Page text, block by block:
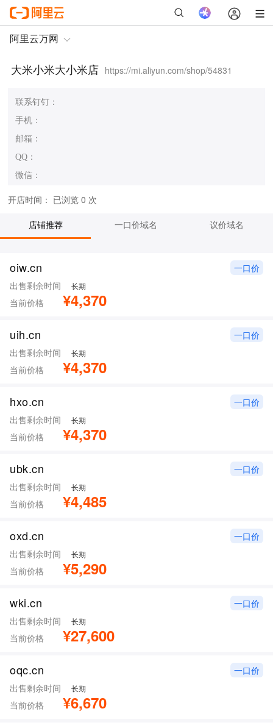
大米小米大小米店 https://mi.aliyun.com/shop/54831
联系钉钉：
手机：
邮箱：
QQ：
微信：
开店时间： 已浏览 0 次
店铺推荐 一口价域名 议价域名
一口价
oiw.cn
出售剩余时间 长期
当前价格 ¥4,370
一口价
uih.cn
出售剩余时间 长期
当前价格 ¥4,370
一口价
hxo.cn
出售剩余时间 长期
当前价格 ¥4,370
一口价
ubk.cn
出售剩余时间 长期
当前价格 ¥4,485
一口价
oxd.cn
出售剩余时间 长期
当前价格 ¥5,290
一口价
wki.cn
出售剩余时间 长期
当前价格 ¥27,600
一口价
oqc.cn
出售剩余时间 长期
当前价格 ¥6,670